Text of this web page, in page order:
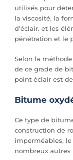
utilisés pour
la viscosité, la
d’éclair. et les
pénétration et le
Selon la
de ce grade de
point éclair est de
Bitume
Ce type de
construction de
imperméables,
nombreux